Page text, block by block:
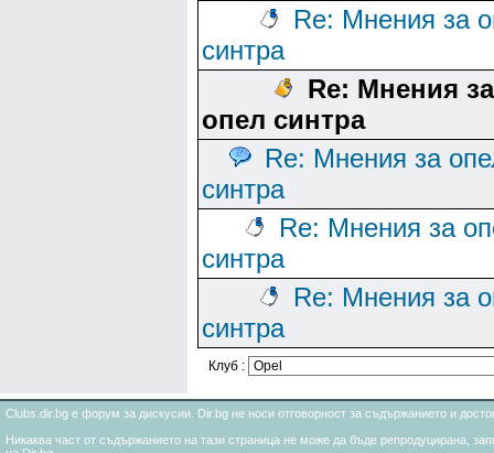
Re: Мнения за
синтра
Re: Мнения за
опел синтра
Re: Мнения за
синтра
Re: Мнения за
синтра
Re: Мнения за
синтра
Клуб :
Clubs.dir.bg е форум за дискусии. Dir.bg не носи отговорност за съдържанието и
Никаква част от съдържанието на тази страница не може да бъде репродуцирана,